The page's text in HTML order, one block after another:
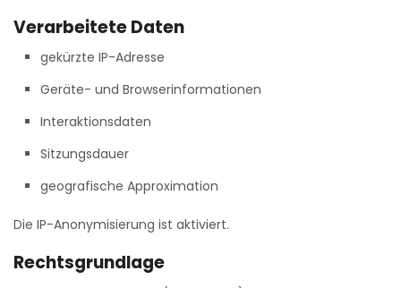
Verarbeitete Daten
gekürzte IP-Adresse
Geräte- und Browserinformationen
Interaktionsdaten
Sitzungsdauer
geografische Approximation
Die IP-Anonymisierung ist aktiviert.
Rechtsgrundlage